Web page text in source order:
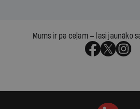
Mums ir pa ceļam — lasi jaunāko